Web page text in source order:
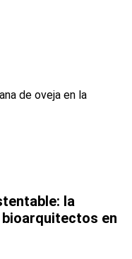
la
en